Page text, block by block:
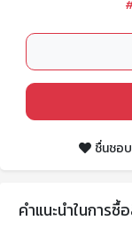
ชื่นชอบ
คำแนะนำในการซื้